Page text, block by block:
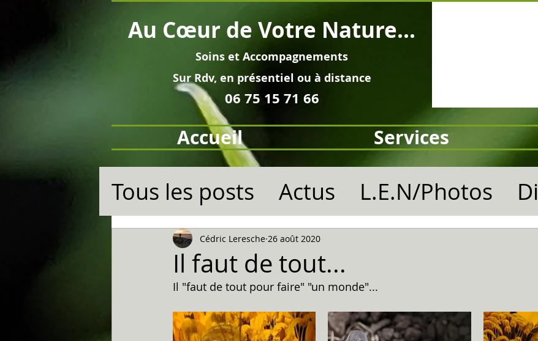
Soins et Accompagnements
Sur Rdv, en présentiel ou à distance
06 75 15 71 66
Au Cœur de Votre Nature...
Accueil Services
Tous les posts Actus L.E.N/Photos
Il faut de tout...
Cédric Leresche 26 août 2020
Il "faut de tout pour faire" "un monde"...